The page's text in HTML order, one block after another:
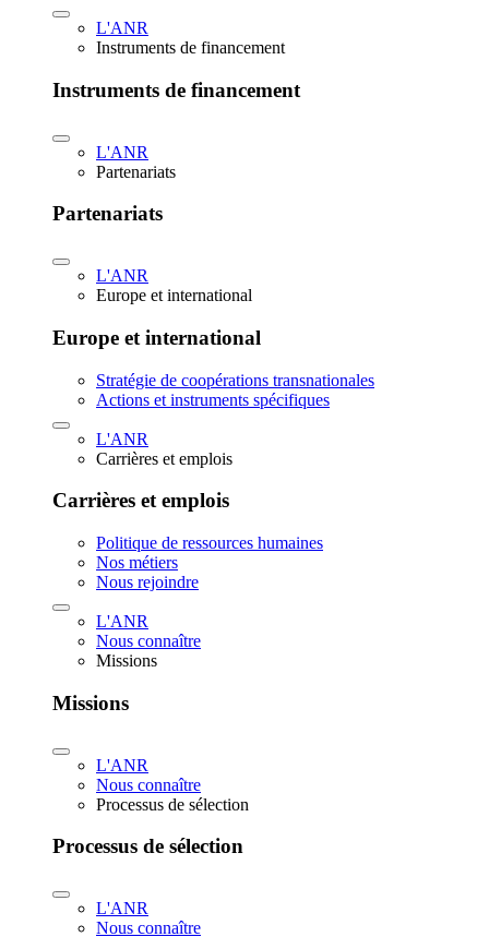
L'ANR
Instruments de financement
Instruments de financement
L'ANR
Partenariats
Partenariats
L'ANR
Europe et international
Europe et international
Stratégie de coopérations transnationales
Actions et instruments spécifiques
L'ANR
Carrières et emplois
Carrières et emplois
Politique de ressources humaines
Nos métiers
Nous rejoindre
L'ANR
Nous connaître
Missions
Missions
L'ANR
Nous connaître
Processus de sélection
Processus de sélection
L'ANR
Nous connaître